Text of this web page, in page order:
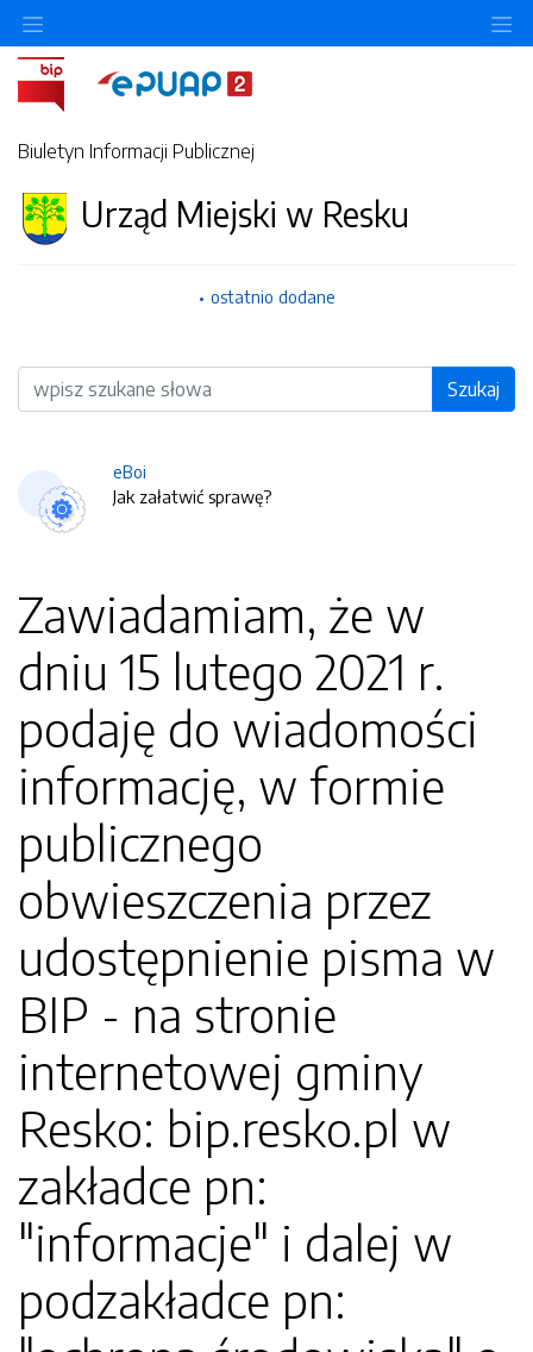
Biuletyn Informacji Publicznej
Urząd Miejski w Resku
ostatnio dodane
Wyszukiwarka Szukaj
eBoi
Jak załatwić sprawę?
Zawiadamiam, że w
dniu 15 lutego 2021 r.
podaję do wiadomości
informację, w formie
publicznego
obwieszczenia przez
udostępnienie pisma w
BIP - na stronie
internetowej gminy
Resko: bip.resko.pl w
zakładce pn:
"informacje" i dalej w
podzakładce pn: